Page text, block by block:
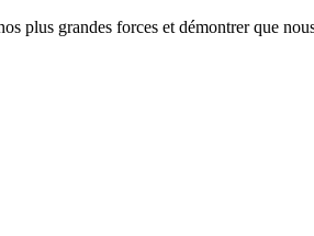
plus grandes forces et démontrer que